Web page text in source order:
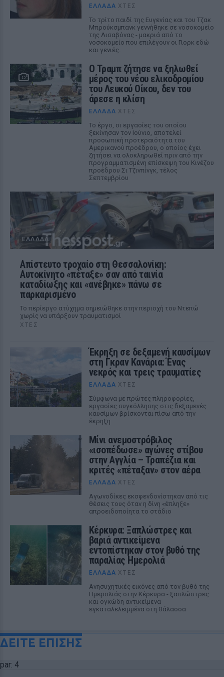
ΕΛΛΆΔΑ ΧΤΕΣ
Το τρίτο παιδί της Ευγενίας και του Τζακ
Μπρούκσμπανκ γεννήθηκε σε νοσοκομείο
της Λισαβόνας - μακριά από το
νοσοκομείο που επιλέγουν οι Γιορκ εδώ
και γενιές.
Ο Τραμπ ζήτησε να ξηλωθεί
μέρος του νέου ελικοδρομίου
του Λευκού Οίκου, δεν του
άρεσε η κλίση
ΕΛΛΆΔΑ ΧΤΕΣ
Το έργο, οι εργασίες του οποίου
ξεκίνησαν τον Ιούνιο, αποτελεί
προσωπική προτεραιότητα του
Αμερικανού προέδρου, ο οποίος έχει
ζητήσει να ολοκληρωθεί πριν από την
προγραμματισμένη επίσκεψη του Κινέζου
προέδρου Σι Τζινπίνγκ, τέλος
Σεπτεμβρίου
ΕΛΛΆΔΑ
Απίστευτο τροχαίο στη Θεσσαλονίκη:
Αυτοκίνητο «πέταξε» σαν από ταινία
καταδίωξης και «ανέβηκε» πάνω σε
παρκαρισμένο
Το περίεργο ατύχημα σημειώθηκε στην περιοχή του Ντεπώ
χωρίς να υπάρξουν τραυματισμοί
ΧΤΕΣ
Έκρηξη σε δεξαμενή καυσίμων
στη Γκραν Κανάρια: Ένας
νεκρός και τρεις τραυματίες
ΕΛΛΆΔΑ ΧΤΕΣ
Σύμφωνα με πρώτες πληροφορίες,
εργασίες συγκόλλησης στις δεξαμενές
καυσίμων βρίσκονται πίσω από την
έκρηξη
Μίνι ανεμοστρόβιλος
«ισοπέδωσε» αγώνες στίβου
στην Αγγλία – Τραπέζια και
κριτές «πέταξαν» στον αέρα
ΕΛΛΆΔΑ ΧΤΕΣ
Αγωνοδίκες εκσφενδονίστηκαν από τις
θέσεις τους όταν η δίνη «έπληξε»
απροειδοποίητα το στάδιο
Κέρκυρα: Ξαπλώστρες και
βαριά αντικείμενα
εντοπίστηκαν στον βυθό της
παραλίας Ημερολιά
ΕΛΛΆΔΑ ΧΤΕΣ
Ανησυχητικές εικόνες από τον βυθό της
Ημερολιάς στην Κέρκυρα - ξαπλώστρες
και ογκώδη αντικείμενα
εγκαταλελειμμένα στη θάλασσα
ΔΕΙΤΕ ΕΠΙΣΗΣ
par: 4